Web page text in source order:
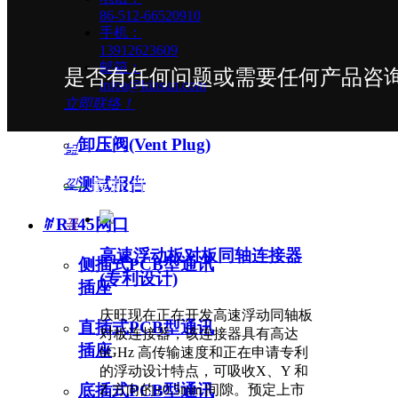
螺牙式防水连接器
快锁式防水连接器
防水集线夹
卸压阀(Vent Plug)
测试报告
ꄶ RJ45网口
侧插式PCB型通讯
插座
直插式PCB型通讯
插座
底插式PCB型通讯
86-512-66520910
手机：
13912623609
邮箱：
infoa@kinsun.com
—最新消息
高速浮动板对板同轴连接器
(专利设计)
庆旺现在正在开发高速浮动同轴板
对板连接器，该连接器具有高达
6GHz 高传输速度和正在申请专利
的浮动设计特点，可吸收X、Y 和
Z 方向的±0.5mm 间隙。预定上市
是否有任何问题或需要任何产品咨
立即联络！
넖
낓
끅